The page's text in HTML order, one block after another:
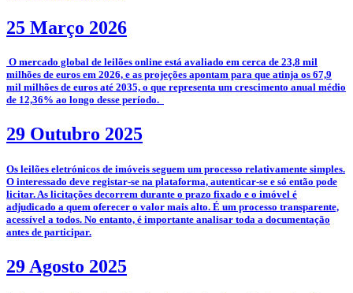
25 Março 2026
­­ O mercado global de leilões online está avaliado em cerca de 23,8 mil
milhões de euros em 2026, e as projeções apontam para que atinja os 67,9
mil milhões de euros até 2035, o que representa um crescimento anual médio
de 12,36% ao longo desse período.
29 Outubro 2025
­­Os leilões eletrónicos de imóveis seguem um processo relativamente simples.
O interessado deve registar-se na plataforma, autenticar-se e só então pode
licitar. As licitações decorrem durante o prazo fixado e o imóvel é
adjudicado a quem oferecer o valor mais alto. É um processo transparente,
acessível a todos. No entanto, é importante analisar toda a documentação
antes de participar.
29 Agosto 2025